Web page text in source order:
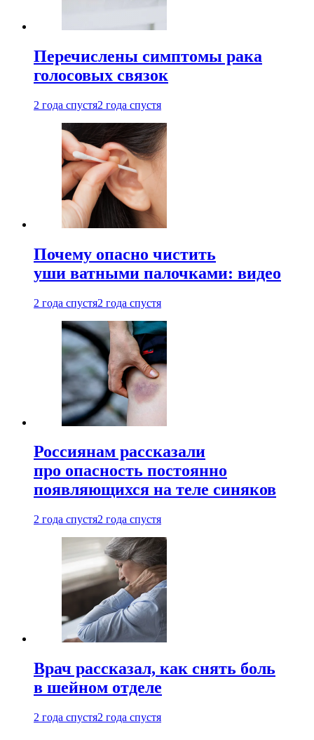
Перечислены симптомы рака
голосовых связок
2 года спустя2 года спустя
Почему опасно чистить
уши ватными палочками: видео
2 года спустя2 года спустя
Россиянам рассказали
про опасность постоянно
появляющихся на теле синяков
2 года спустя2 года спустя
Врач рассказал, как снять боль
в шейном отделе
2 года спустя2 года спустя